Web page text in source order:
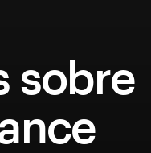
sobre